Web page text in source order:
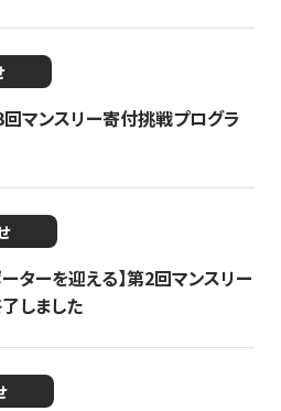
マンスリー寄付挑戦プログラ
ターを迎える】第2回マンスリー
しました